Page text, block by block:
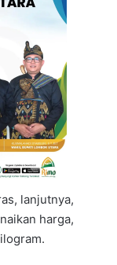
lanjutnya,
harga,